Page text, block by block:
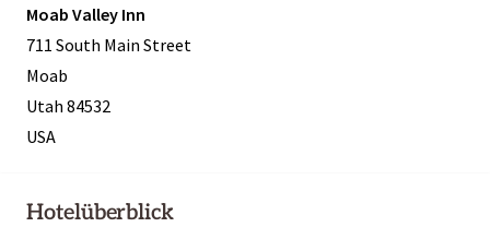
Moab Valley Inn
711 South Main Street
Moab
Utah 84532
USA
Hotelüberblick